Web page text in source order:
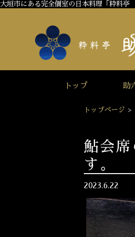
大垣市にある完全個室の日本料理「粋料亭
トップ 助
トップページ >
鮎会
す。
2023.6.22